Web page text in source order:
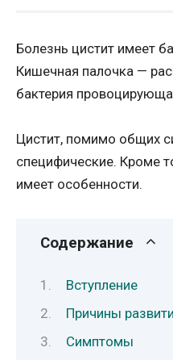
Болезнь цистит имеет
Кишечная палочка —
бактерия
Цистит, помимо общих
специфические. Кроме
имеет особенности.
Содержание
Вступление
Причины
Симптомы